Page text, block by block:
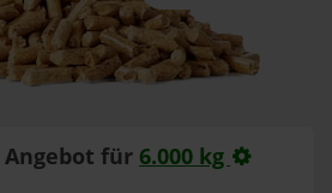
für 6.000 kg